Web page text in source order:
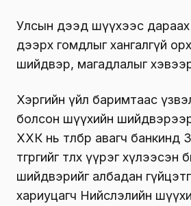
Улсын дээд шүүхээс
дээрх гомдлыг хангалгүй
шийдвэр, магадлалыг
Хэргийн үйл баримтаас үзвэл
болсон шүүхийн шийдвэрээр
ХХК нь төлбөр авагч банкинд
төгрөгийг төлөх үүрэг хүлээсэн
шийдвэрийг албадан
хариуцагч Нийслэлийн